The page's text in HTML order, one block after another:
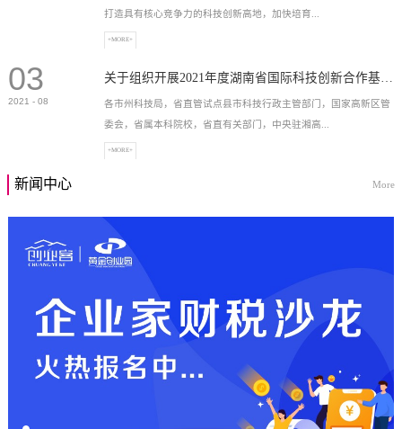
打造具有核心竞争力的科技创新高地，加快培育...
高新技术企业，充分...
+MORE+
03
2021 - 08
关于组织开展2021年度湖南省国际科技创新合作基地申报工作的通知
各市州科技局，省直管试点县市科技行政主管部门，国家高新区管
委会，省属本科院校，省直有关部门，中央驻湘高...
+MORE+
新闻中心 More